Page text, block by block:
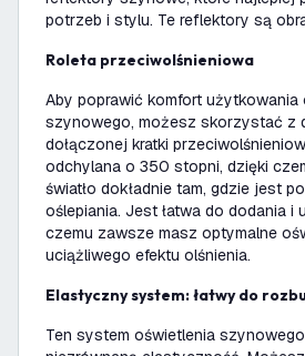
potrzeb i stylu. Te reflektory są
Roleta przeciwolśnieniowa
Aby poprawić komfort użytkowania
szynowego, możesz skorzystać z
dołączonej kratki
odchylana o 350 stopni, dzięki
światło dokładnie tam, gdzie jest
oślepiania. Jest łatwa do dodania i
czemu zawsze masz optymalne
uciążliwego efektu olśnienia.
Elastyczny system: łatwy do
Ten system oświetlenia